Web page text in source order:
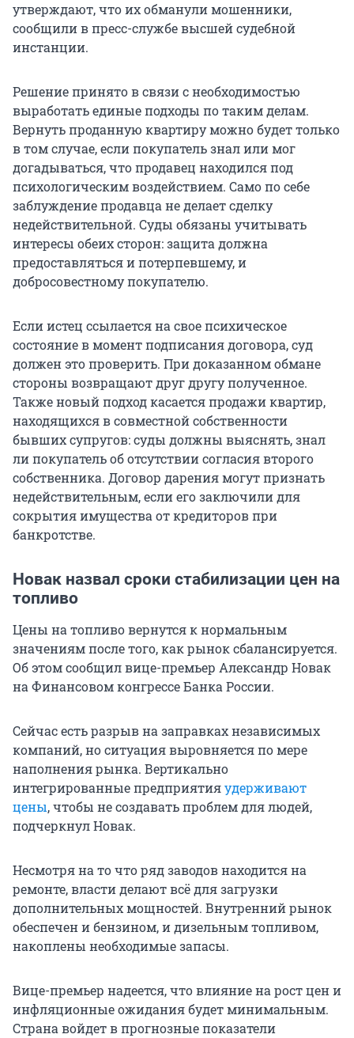
утверждают, что их обманули мошенники,
сообщили в пресс-службе высшей судебной
инстанции.
Решение принято в связи с необходимостью
выработать единые подходы по таким делам.
Вернуть проданную квартиру можно будет только
в том случае, если покупатель знал или мог
догадываться, что продавец находился под
психологическим воздействием. Само по себе
заблуждение продавца не делает сделку
недействительной. Суды обязаны учитывать
интересы обеих сторон: защита должна
предоставляться и потерпевшему, и
добросовестному покупателю.
Если истец ссылается на свое психическое
состояние в момент подписания договора, суд
должен это проверить. При доказанном обмане
стороны возвращают друг другу полученное.
Также новый подход касается продажи квартир,
находящихся в совместной собственности
бывших супругов: суды должны выяснять, знал
ли покупатель об отсутствии согласия второго
собственника. Договор дарения могут признать
недействительным, если его заключили для
сокрытия имущества от кредиторов при
банкротстве.
Новак назвал сроки стабилизации цен на
топливо
Цены на топливо вернутся к нормальным
значениям после того, как рынок сбалансируется.
Об этом сообщил вице-премьер Александр Новак
на Финансовом конгрессе Банка России.
Сейчас есть разрыв на заправках независимых
компаний, но ситуация выровняется по мере
наполнения рынка. Вертикально
интегрированные предприятияудерживают
цены, чтобы не создавать проблем для людей,
подчеркнул Новак.
Несмотря на то что ряд заводов находится на
ремонте, власти делают всё для загрузки
дополнительных мощностей. Внутренний рынок
обеспечен и бензином, и дизельным топливом,
накоплены необходимые запасы.
Вице-премьер надеется, что влияние на рост цен и
инфляционные ожидания будет минимальным.
Страна войдет в прогнозные показатели